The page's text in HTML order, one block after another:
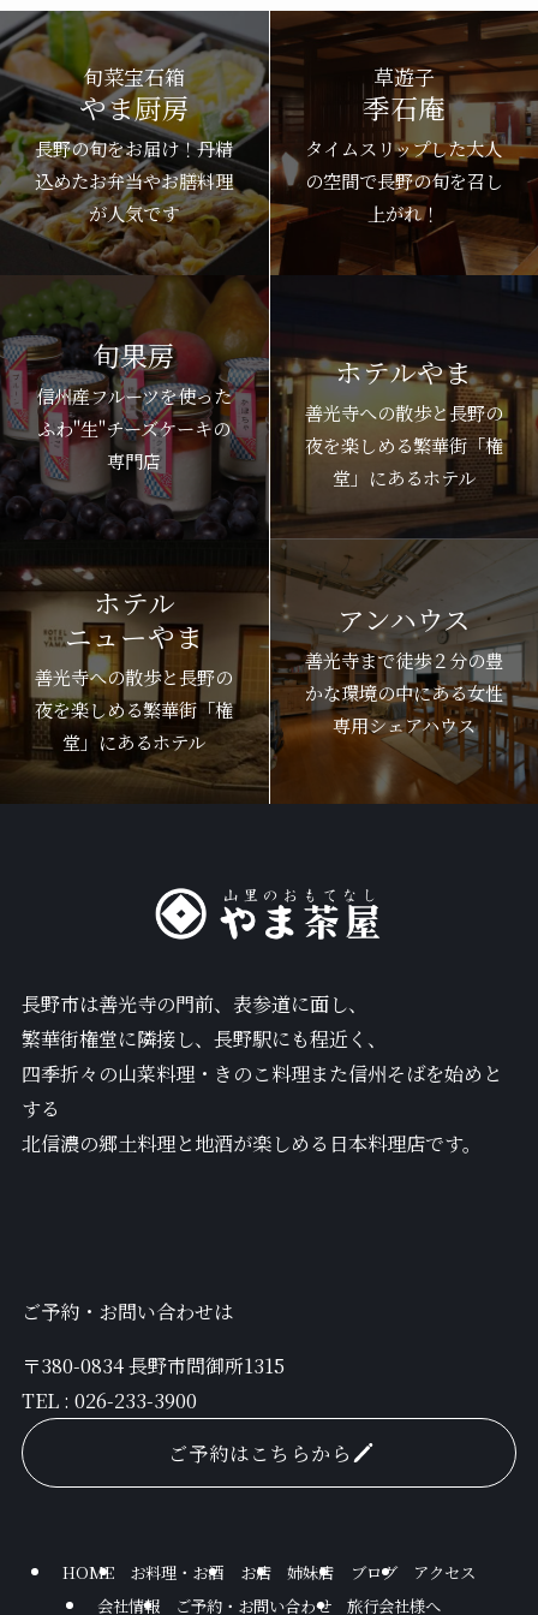
旬菜宝石箱
やま厨房
長野の旬をお届け！丹精
込めたお弁当やお膳料理
が人気です
草遊子
季石庵
タイムスリップした大人
の空間で長野の旬を召し
上がれ！
旬果房
信州産フルーツを使った
ふわ"生"チーズケーキの
専門店
ホテルやま
善光寺への散歩と長野の
夜を楽しめる繁華街「権
堂」にあるホテル
ホテル
ニューやま
善光寺への散歩と長野の
夜を楽しめる繁華街「権
堂」にあるホテル
アンハウス
善光寺まで徒歩２分の豊
かな環境の中にある女性
専用シェアハウス
長野市は善光寺の門前、表参道に面し、
繁華街権堂に隣接し、長野駅にも程近く、
四季折々の山菜料理・きのこ料理また信州そばを始めと
する
北信濃の郷土料理と地酒が楽しめる日本料理店です。
ご予約・お問い合わせは
〒380-0834 長野市問御所1315
TEL : 026-233-3900
ご予約はこちらから
HOME お料理・お酒 お店 姉妹店 ブログ
アクセス
会社情報
ご予約・お問い合わせ 旅行会社様へ